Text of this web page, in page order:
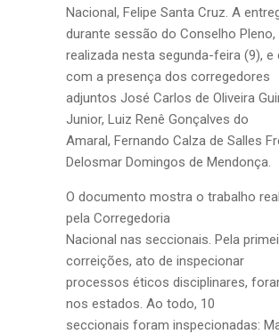
Nacional, Felipe Santa Cruz. A
durante sessão do Conselho Pleno,
realizada nesta segunda-feira (9), e
com a presença dos corregedores
adjuntos José Carlos de Oliveira
Junior, Luiz Renê Gonçalves do
Amaral, Fernando Calza de Salles
Delosmar Domingos de Mendonça.
O documento mostra o trabalho
pela Corregedoria
Nacional nas seccionais. Pela
correições, ato de inspecionar
processos éticos disciplinares,
nos estados. Ao todo, 10
seccionais foram inspecionadas: